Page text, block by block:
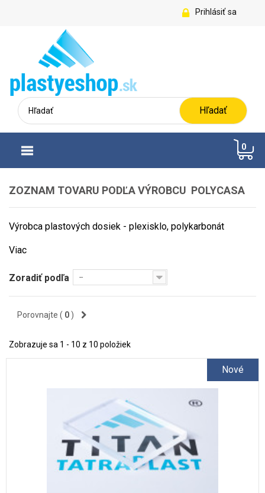
Prihlásiť sa
0
Hľadať
ZOZNAM TOVARU PODĽA VÝROBCU POLYCASA
Výrobca plastových dosiek - plexisklo, polykarbonát
Viac
Zoradiť podľa --
Porovnajte ( 0 )
Zobrazuje sa 1 - 10 z 10 položiek
Nové